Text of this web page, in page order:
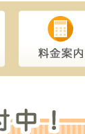
受給できた例
及認定された例
受給できた例
た例